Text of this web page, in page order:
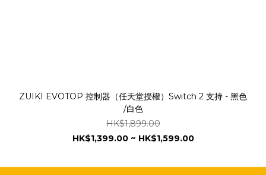
ZUIKI EVOTOP 控制器（任天堂授權）Switch 2 支持 - 黑色
/白色
HK$1,899.00
HK$1,399.00 ~ HK$1,599.00